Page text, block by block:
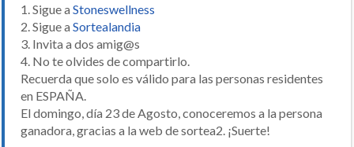
1. Sigue a Stoneswellness
2. Sigue a Sortealandia
3. Invita a dos amig@s
4. No te olvides de compartirlo.
Recuerda que solo es válido para las personas residentes
en ESPAÑA.
El domingo, día 23 de Agosto, conoceremos a la persona
ganadora, gracias a la web de sortea2. ¡Suerte!